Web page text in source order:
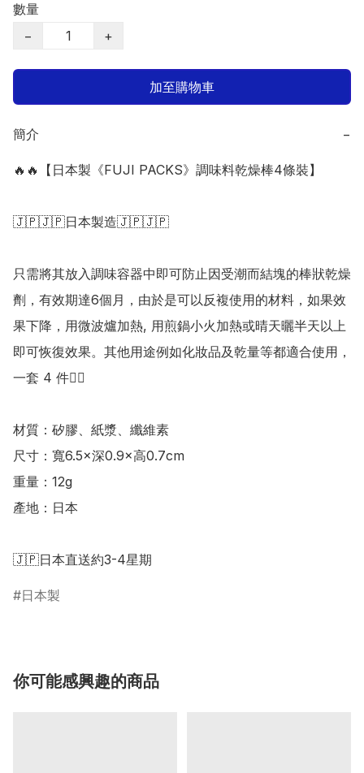
數量
−
+
加至購物車
簡介 −
🔥🔥【日本製《FUJI PACKS》調味料乾燥棒4條裝】
🇯🇵🇯🇵日本製造🇯🇵🇯🇵
只需將其放入調味容器中即可防止因受潮而結塊的棒狀乾燥
劑，有效期達6個月，由於是可以反複使用的材料，如果效
果下降，用微波爐加熱, 用煎鍋小火加熱或晴天曬半天以上
即可恢復效果。其他用途例如化妝品及乾量等都適合使用，
一套 4 件👍🏻
材質：矽膠、紙漿、纖維素
尺寸：寬6.5×深0.9×高0.7cm
重量：12g
產地：日本
🇯🇵日本直送約3-4星期
日本製
你可能感興趣的商品